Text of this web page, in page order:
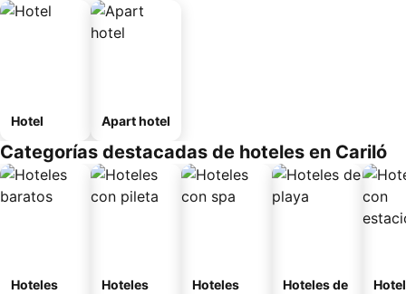
Hotel Apart hotel
Categorías destacadas de hoteles en Cariló
Hoteles
Hoteles
Hoteles
Hoteles de